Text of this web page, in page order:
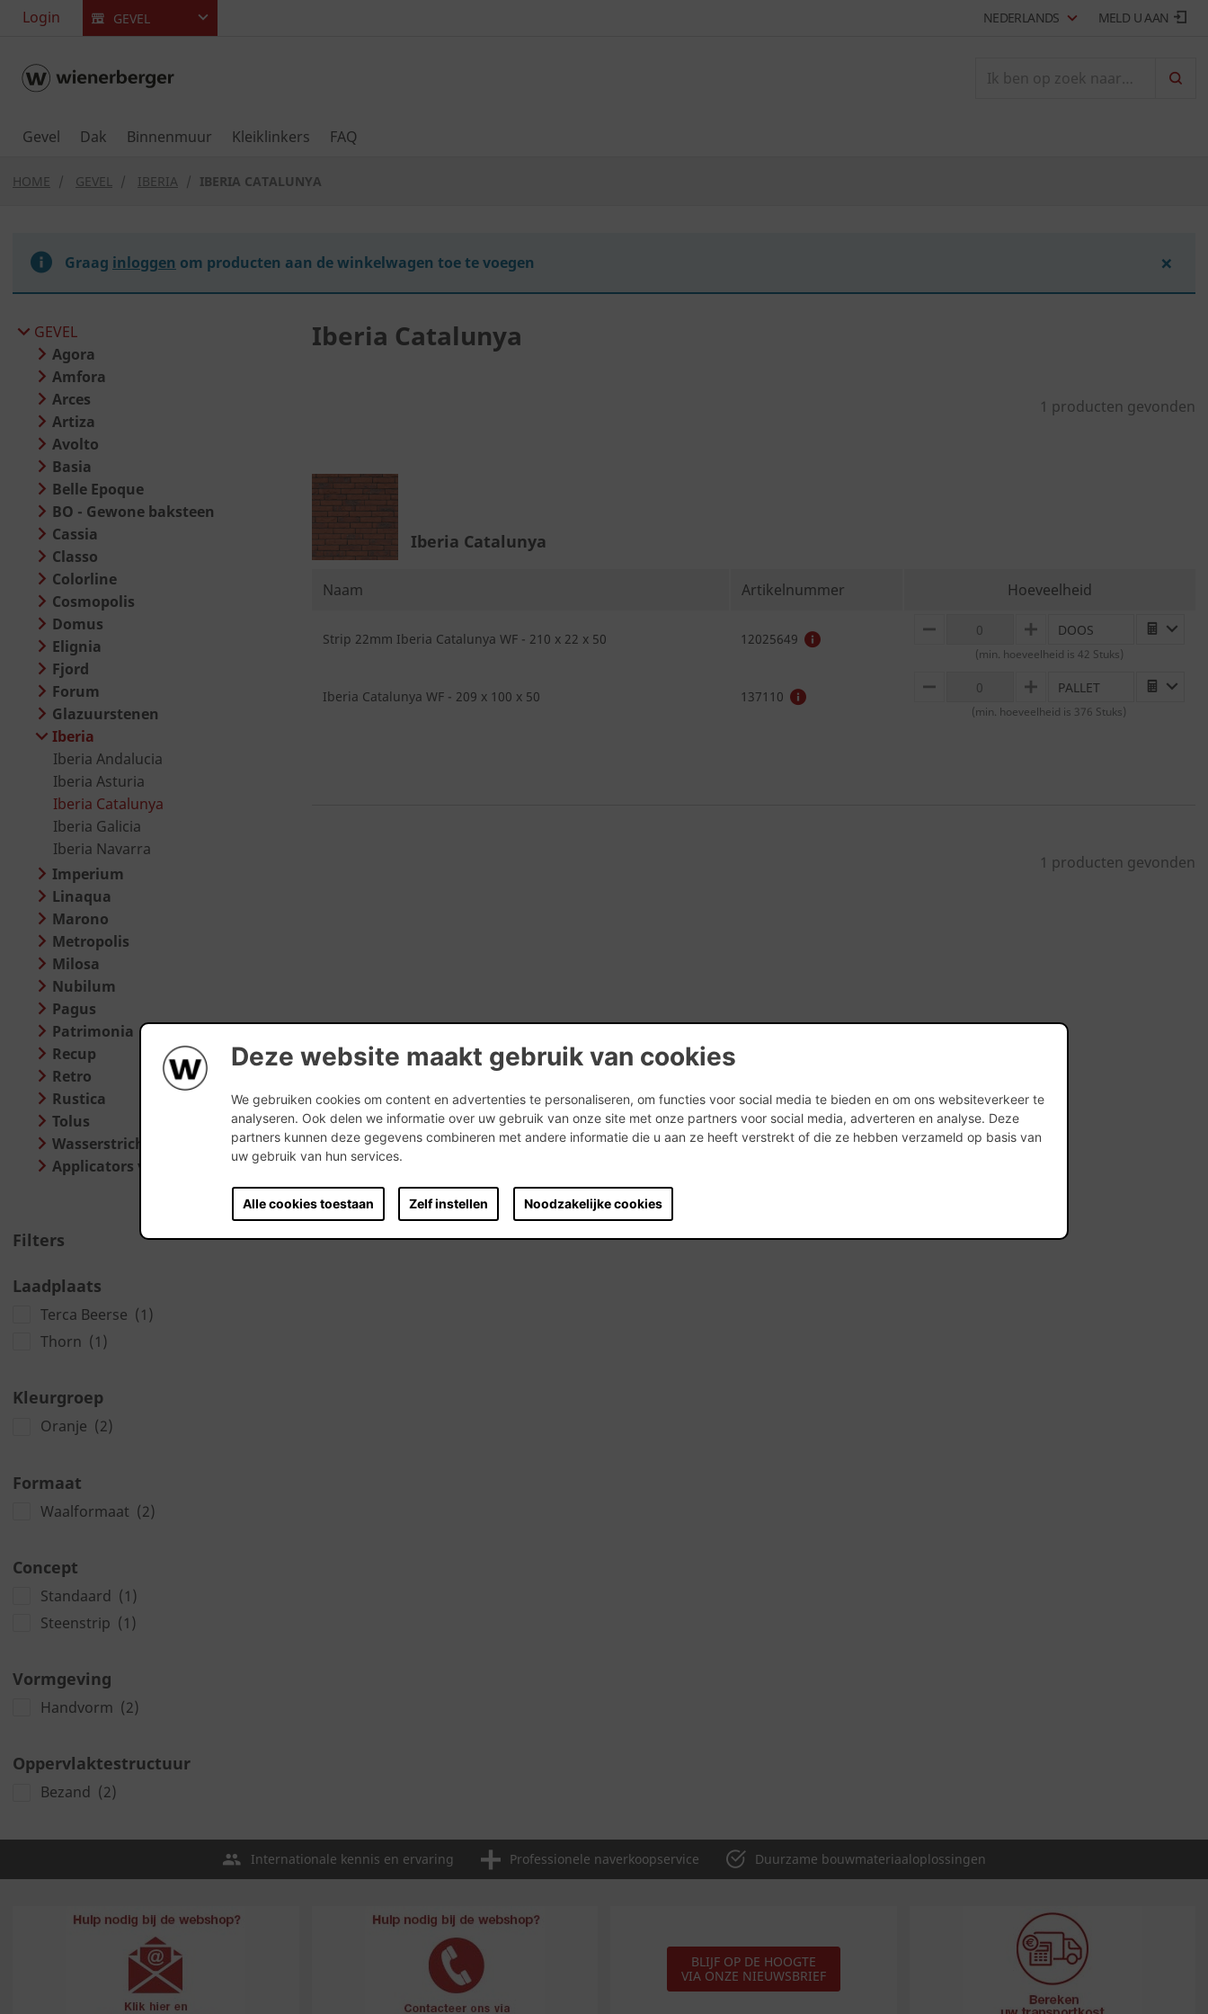
Deze website maakt gebruik van cookies
We gebruiken cookies om content en advertenties te personaliseren, om functies voor social media te bieden en om ons websiteverkeer te
analyseren. Ook delen we informatie over uw gebruik van onze site met onze partners voor social media, adverteren en analyse. Deze
partners kunnen deze gegevens combineren met andere informatie die u aan ze heeft verstrekt of die ze hebben verzameld op basis van
uw gebruik van hun services.
Alle cookies toestaan Zelf instellen Noodzakelijke cookies
text.skipToContent
text.skipToNavigation
Login GEVEL NEDERLANDS MELD U AAN
Gevel Dak Binnenmuur Kleiklinkers FAQ
HOME GEVEL IBERIA IBERIA CATALUNYA
Graag inloggen om producten aan de winkelwagen toe te voegen ×
GEVEL
Agora
Amfora
Arces
Artiza
Avolto
Basia
Belle Epoque
BO - Gewone baksteen
Cassia
Classo
Colorline
Cosmopolis
Domus
Elignia
Fjord
Forum
Glazuurstenen
Iberia
Iberia Andalucia
Iberia Asturia
Iberia Catalunya
Iberia Galicia
Iberia Navarra
Imperium
Linaqua
Marono
Metropolis
Milosa
Nubilum
Pagus
Patrimonia
Recup
Retro
Rustica
Tolus
Wasserstrich Special
Applicators voor steenstrippen
Filters
Laadplaats
Terca Beerse (1)
Thorn (1)
Kleurgroep
Oranje (2)
Formaat
Waalformaat (2)
Concept
Standaard (1)
Steenstrip (1)
Vormgeving
Handvorm (2)
Oppervlaktestructuur
Bezand (2)
Iberia Catalunya
1 producten gevonden
Iberia Catalunya
Naam Artikelnummer Hoeveelheid
Strip 22mm Iberia Catalunya WF - 210 x 22 x 50 12025649 MINUS PLUSDOOS
(min. hoeveelheid is 42 Stuks)
Iberia Catalunya WF - 209 x 100 x 50 137110 MINUS PLUSPALLET
(min. hoeveelheid is 376 Stuks)
1 producten gevonden
Internationale kennis en ervaring Professionele naverkoopservice Duurzame bouwmateriaaloplossingen
BLIJF OP DE HOOGTE
VIA ONZE NIEUWSBRIEF